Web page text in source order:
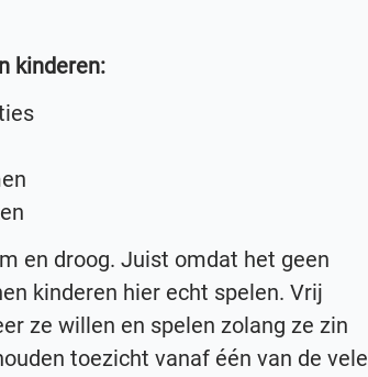
kinderen:
en droog. Juist omdat het geen
kinderen hier echt spelen. Vrij
ze willen en spelen zolang ze zin
toezicht vanaf één van de vele